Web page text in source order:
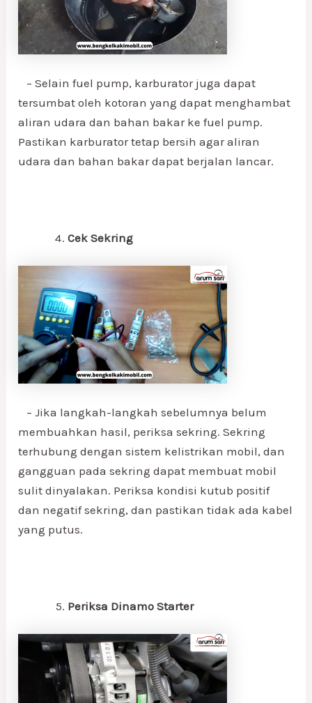
– Selain fuel pump, karburator juga dapat
tersumbat oleh kotoran yang dapat menghambat
aliran udara dan bahan bakar ke fuel pump.
Pastikan karburator tetap bersih agar aliran
udara dan bahan bakar dapat berjalan lancar.
Cek Sekring
– Jika langkah-langkah sebelumnya belum
membuahkan hasil, periksa sekring. Sekring
terhubung dengan sistem kelistrikan mobil, dan
gangguan pada sekring dapat membuat mobil
sulit dinyalakan. Periksa kondisi kutub positif
dan negatif sekring, dan pastikan tidak ada kabel
yang putus.
Periksa Dinamo Starter